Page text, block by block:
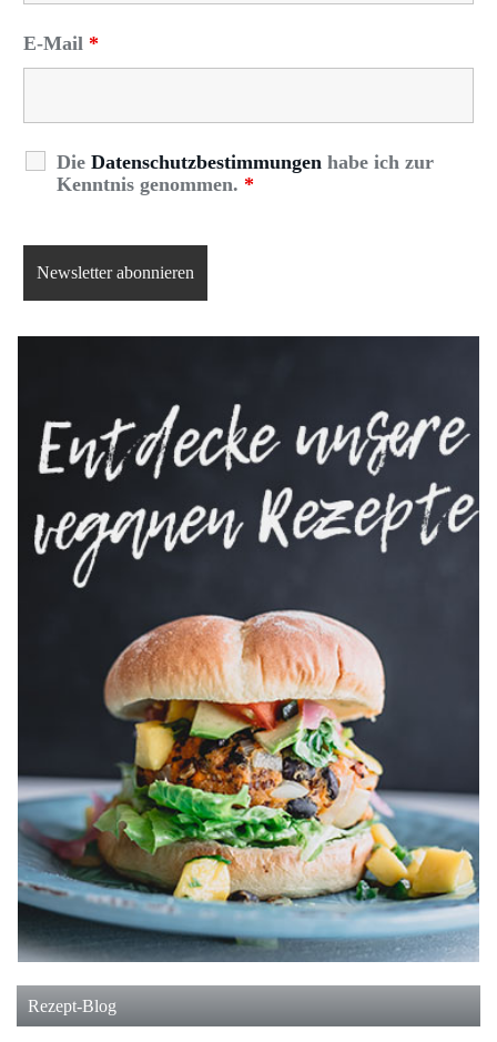
E-Mail *
Die Datenschutzbestimmungen habe ich zur
Kenntnis genommen. *
Rezept-Blog